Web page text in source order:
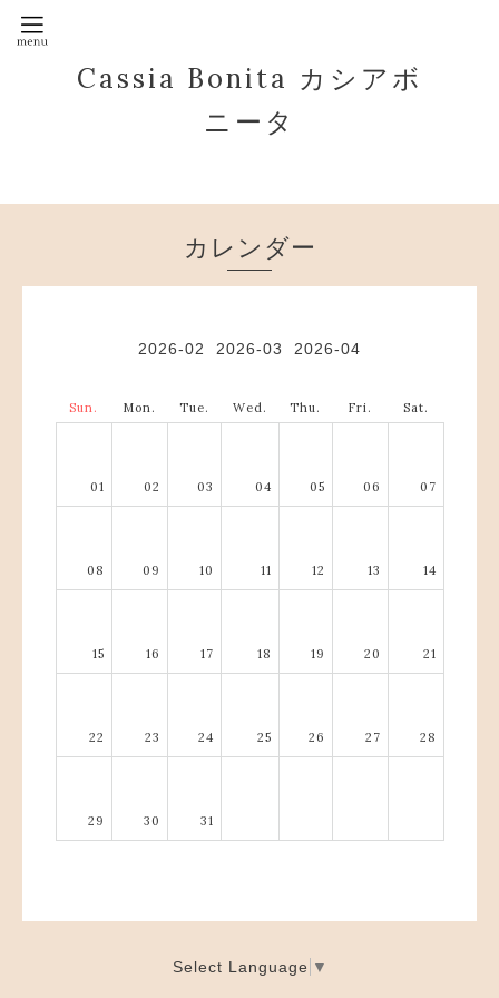
Cassia Bonita カシアボ
ニータ
カレンダー
2026-02 2026-03 2026-04
Sun. Mon. Tue. Wed. Thu. Fri. Sat.
01 02 03 04 05 06 07
08 09 10 11 12 13 14
15 16 17 18 19 20 21
22 23 24 25 26 27 28
29 30 31
Select Language ▼